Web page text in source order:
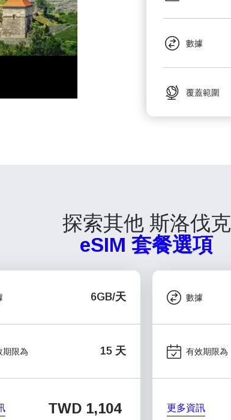
數據
覆蓋範圍
探索其他 斯洛伐克
eSIM 套餐選項
6GB/天
期限為 15 天
TWD 1,104
數據
有效期限為
更多資訊